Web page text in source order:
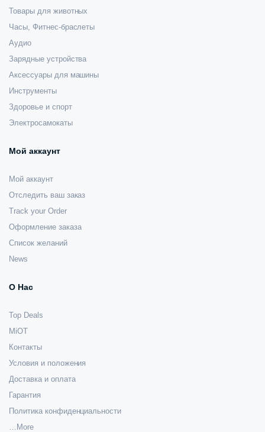
Товары для животных
Часы, Фитнес-браслеты
Аудио
Зарядные устройства
Аксессуары для машины
Инструменты
Здоровье и спорт
Электросамокаты
Мой аккаунт
Мой аккаунт
Отследить ваш заказ
Track your Order
Оформление заказа
Список желаний
News
О Нас
Top Deals
MiOT
Контакты
Условия и положения
Доставка и оплата
Гарантия
Политика конфиденциальности
…More